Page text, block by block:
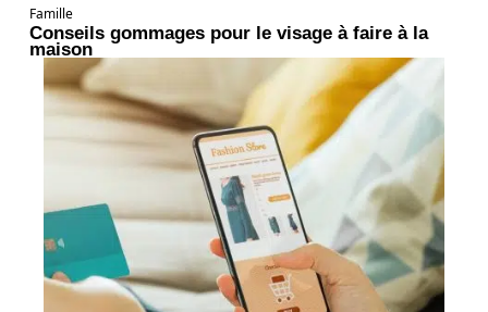
Famille
Conseils gommages pour le visage à faire à la
maison